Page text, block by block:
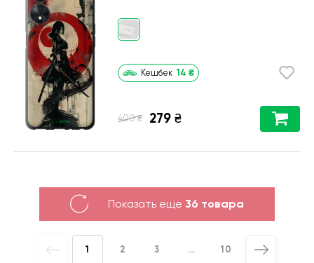
Кешбек 14 ₴
400 ₴ 279 ₴
Показать еще 36 товара
1 2 3 ... 10